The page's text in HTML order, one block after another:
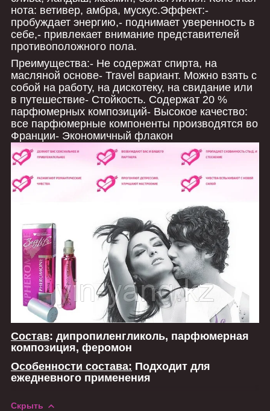
нота: ветивер, амбра, мускус.Эффект:-
пробуждает энергию,- поднимает уверенность в
себе,- привлекает внимание представителей
противоположного пола.
Преимущества:- Не содержат спирта, на
масляной основе- Travel вариант. Можно взять с
собой на работу, на дискотеку, на свидание или
в путешествие- Стойкость. Содержат 20 %
парфюмерных композиций- Высокое качество:
все парфюмерные компоненты производятся во
Франции- Экономичный флакон
Состав: дипропиленгликоль, парфюмерная
композиция, феромон
Особенности состава: Подходит для
ежедневного применения
Скрыть